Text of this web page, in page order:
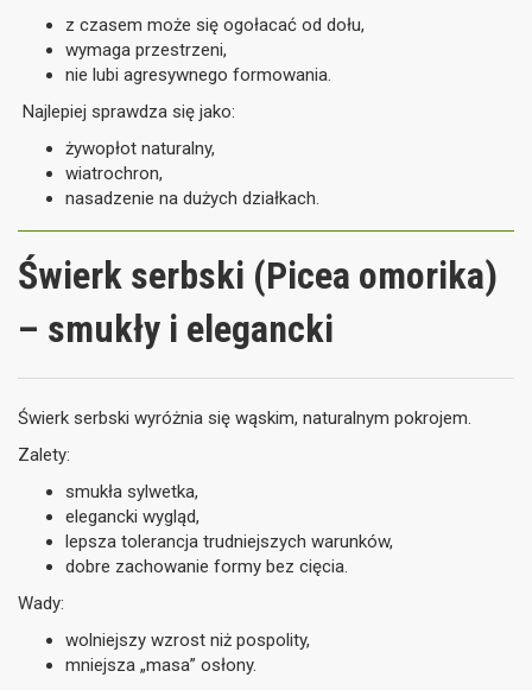
z czasem może się ogołacać od dołu,
wymaga przestrzeni,
nie lubi agresywnego formowania.
Najlepiej sprawdza się jako:
żywopłot naturalny,
wiatrochron,
nasadzenie na dużych działkach.
Świerk serbski (Picea omorika)
– smukły i elegancki
Świerk serbski wyróżnia się wąskim, naturalnym pokrojem.
Zalety:
smukła sylwetka,
elegancki wygląd,
lepsza tolerancja trudniejszych warunków,
dobre zachowanie formy bez cięcia.
Wady:
wolniejszy wzrost niż pospolity,
mniejsza „masa” osłony.